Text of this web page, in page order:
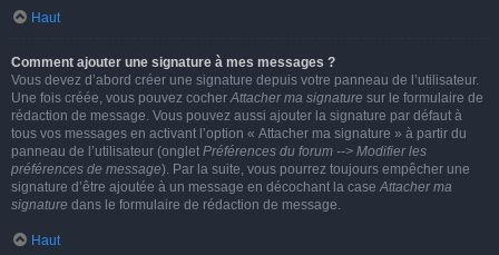
Haut
Comment ajouter une signature à mes messages ?
Vous devez d’abord créer une signature depuis votre panneau de l’utilisateur.
Une fois créée, vous pouvez cocherAttacher ma signature sur le formulaire de
rédaction de message. Vous pouvez aussi ajouter la signature par défaut à
tous vos messages en activant l’option « Attacher ma signature » à partir du
panneau de l’utilisateur (onglet Préférences du forum --> Modifier les
préférences de message). Par la suite, vous pourrez toujours empêcher une
signature d’être ajoutée à un message en décochant la caseAttacher ma
signature dans le formulaire de rédaction de message.
Haut